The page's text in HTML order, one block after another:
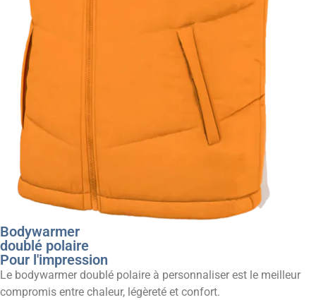
Bodywarmer
doublé polaire
Pour l'impression
Le bodywarmer doublé polaire à personnaliser est le meilleur
compromis entre chaleur, légèreté et confort.